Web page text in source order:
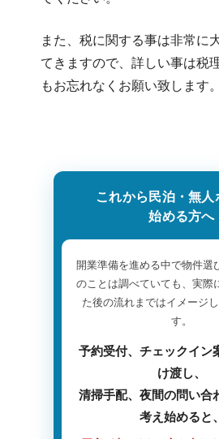
また、税に関する事は非常に
てきますので、詳しい事は税
もお忘れなくお願い致します。
これから民泊・無人
始める方へ
開業準備を進める中で物件選
のことは調べていても、実際
た後の流れまではイメージ
す。
予約受付、チェックイン
け渡し、
清掃手配、夜間の問い合
考え始めると、